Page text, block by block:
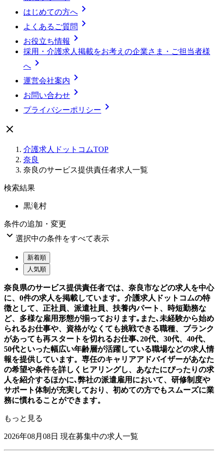
はじめての方へ 
よくあるご質問 
お役立ち情報 
採用・介護求人掲載をお考えの企業さま・ご担当者様
へ 
運営会社案内 
お問い合わせ 
プライバシーポリシー 

介護求人ドットコムTOP
奈良
奈良のサービス提供責任者求人一覧
検索結果
黒滝村
条件の追加・変更
 選択中の条件をすべて表示
新着順
人気順
奈良県のサービス提供責任者では、奈良市などの求人を中心
に、0件の求人を掲載しています。介護求人ドットコムの特
徴として、正社員、派遣社員、扶養内パート、時短勤務な
ど、多様な雇用形態が揃っております｡また､未経験から始め
られるお仕事や、資格がなくても挑戦できる職種、ブランク
があっても再スタートを切れるお仕事､20代、30代、40代、
50代といった幅広い年齢層が活躍している職場などの求人情
報を提供しています。専任のキャリアアドバイザーがあなた
の希望や条件を詳しくヒアリングし、あなたにぴったりの求
人を紹介するほかに､弊社の派遣雇用において、研修制度や
サポート体制が充実しており、初めての方でもスムーズに業
務に慣れることができます。
もっと見る
2026年08月08日 現在募集中の求人一覧